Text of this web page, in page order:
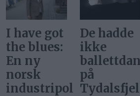
De hadde
ikke
ballettdansere
på
Tydalsfjellet
Vi kan
ikke møte
alle nye
nærings­
initiativer